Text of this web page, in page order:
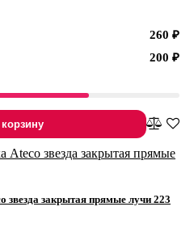
260 ₽
200 ₽
звезда закрытая прямые лучи 223